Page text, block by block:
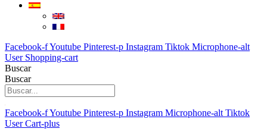
Facebook-fYoutube Pinterest-p Instagram Tiktok Microphone-alt
User Shopping-cart
Buscar
Buscar
Facebook-fYoutube Pinterest-p Instagram Microphone-alt Tiktok
User Cart-plus